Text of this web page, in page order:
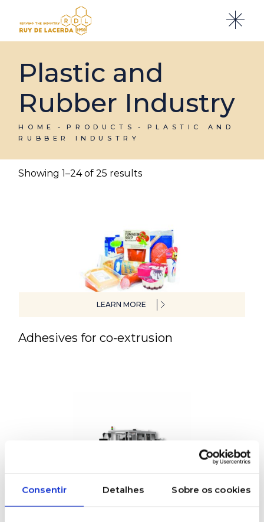
Consentir Detalhes Sobre os cookies
content
Plastic and
Rubber Industry
HOME PRODUCTS
PLASTIC AND
RUBBER INDUSTRY
Showing 1–24 of 25 results
LEARN MORE
Adhesives for co-extrusion